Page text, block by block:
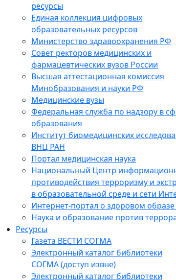
ресурсы
Единая коллекция цифровых
образовательных ресурсов
Министерство здравоохранения РФ
Совет ректоров медицинских и
фармацевтических вузов России
Высшая аттестационная комиссия
Минобразования и науки РФ
Медицинские вузы
Федеральная служба по надзору в
образования
Институт биомедицинских
ВНЦ РАН
Портал медицинская наука
Национальный Центр
противодействия терроризму и
в образовательной среде и сети
Интернет-портал о здоровом
Наука и образование против
Ресурсы
Газета ВЕСТИ СОГМА
Электронный каталог библиотеки
СОГМА (доступ извне)
Электронный каталог библиотеки